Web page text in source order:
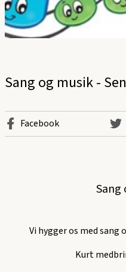
Sang og musik -
Facebook
Sang
Vi hygger os med sang
Kurt